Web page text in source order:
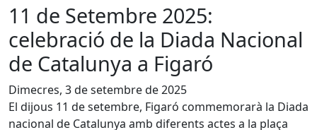
11 de Setembre 2025:
celebració de la Diada Nacional
de Catalunya a Figaró
Dimecres, 3 de setembre de 2025
El dijous 11 de setembre, Figaró commemorarà la Diada
nacional de Catalunya amb diferents actes a la plaça